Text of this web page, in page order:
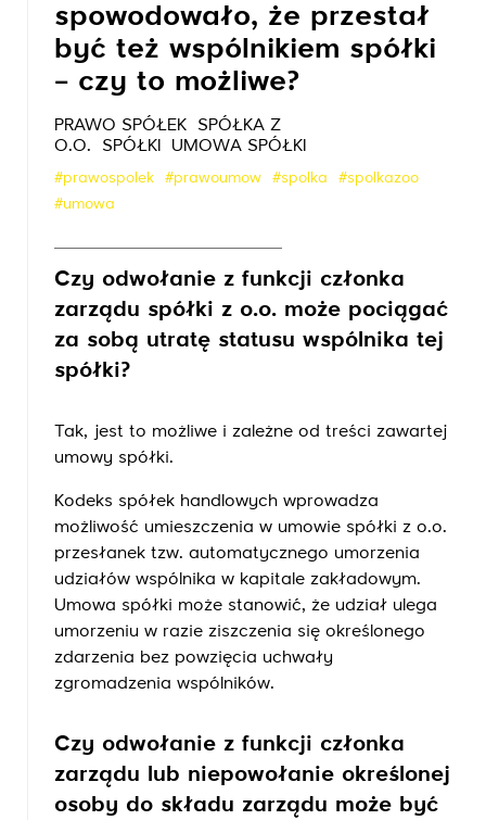
spowodowało, że przestał
być też wspólnikiem spółki
– czy to możliwe?
PRAWO SPÓŁEK
SPÓŁKA Z
O.O.
SPÓŁKI UMOWA SPÓŁKI
#prawospolek #prawoumow #spolka
#spolkazoo
#umowa
Czy odwołanie z funkcji członka
zarządu spółki z o.o. może pociągać
za sobą utratę statusu wspólnika tej
spółki?
Tak, jest to możliwe i zależne od treści zawartej
umowy spółki.
Kodeks spółek handlowych wprowadza
możliwość umieszczenia w umowie spółki z o.o.
przesłanek tzw. automatycznego umorzenia
udziałów wspólnika w kapitale zakładowym.
Umowa spółki może stanowić, że udział ulega
umorzeniu w razie ziszczenia się określonego
zdarzenia bez powzięcia uchwały
zgromadzenia wspólników.
Czy odwołanie z funkcji członka
zarządu lub niepowołanie określonej
osoby do składu zarządu może być